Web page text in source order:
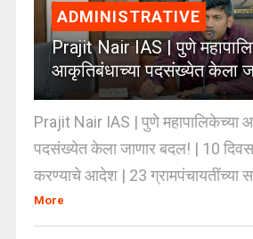
ADMINISTRATIVE
Prajit Nair IAS | पुणे
आकृतिबंधाच्या पदसंख्येत केला
Prajit Nair IAS | पुणे महापालिकेच्या
पदसंख्येत केला जाणार बदल! | 10
करण्याचे आदेश | 23 ग्रामपंचायतींच्या
More